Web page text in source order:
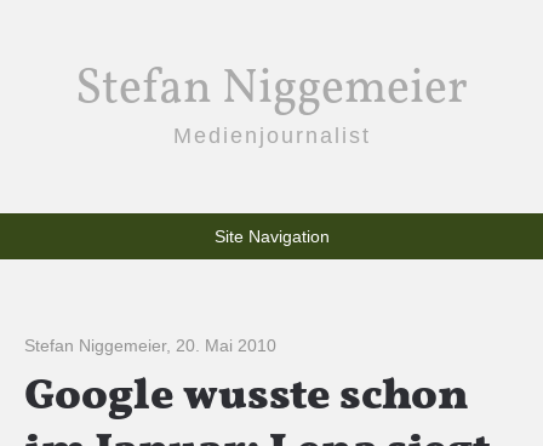
Stefan Niggemeier
Medienjournalist
Site Navigation
Stefan Niggemeier, 20. Mai 2010
Google wusste schon